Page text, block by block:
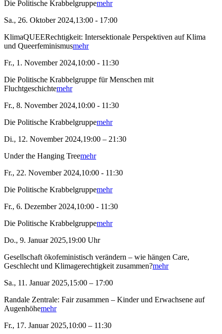
Die Politische Krabbelgruppemehr
Sa., 26. Oktober 2024,13:00 - 17:00
KlimaQUEERechtigkeit: Intersektionale Perspektiven auf Klima
und Queerfeminismusmehr
Fr., 1. November 2024,10:00 - 11:30
Die Politische Krabbelgruppe für Menschen mit
Fluchtgeschichtemehr
Fr., 8. November 2024,10:00 - 11:30
Die Politische Krabbelgruppemehr
Di., 12. November 2024,19:00 – 21:30
Under the Hanging Treemehr
Fr., 22. November 2024,10:00 - 11:30
Die Politische Krabbelgruppemehr
Fr., 6. Dezember 2024,10:00 - 11:30
Die Politische Krabbelgruppemehr
Do., 9. Januar 2025,19:00 Uhr
Gesellschaft ökofeministisch verändern – wie hängen Care,
Geschlecht und Klimagerechtigkeit zusammen?mehr
Sa., 11. Januar 2025,15:00 – 17:00
Randale Zentrale: Fair zusammen – Kinder und Erwachsene auf
Augenhöhemehr
Fr., 17. Januar 2025,10:00 – 11:30